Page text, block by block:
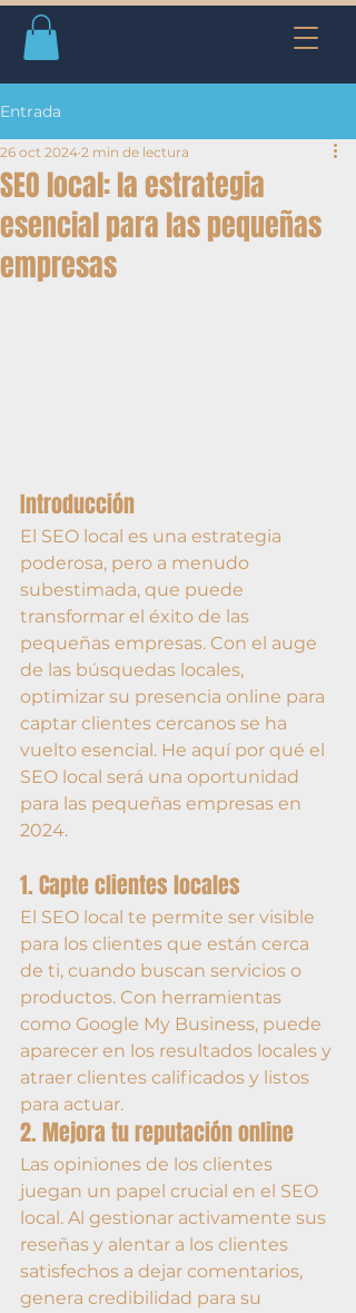
Entrada
SEO local: la estrategia
esencial para las pequeñas
empresas
26 oct 2024 2 min de lectura
Introducción
El SEO local es una estrategia
poderosa, pero a menudo
subestimada, que puede
transformar el éxito de las
pequeñas empresas. Con el auge
de las búsquedas locales,
optimizar su presencia online para
captar clientes cercanos se ha
vuelto esencial. He aquí por qué el
SEO local será una oportunidad
para las pequeñas empresas en
2024.
1. Capte clientes locales
El SEO local te permite ser visible
para los clientes que están cerca
de ti, cuando buscan servicios o
productos. Con herramientas
como Google My Business, puede
aparecer en los resultados locales y
atraer clientes calificados y listos
para actuar.
2. Mejora tu reputación online
Las opiniones de los clientes
juegan un papel crucial en el SEO
local. Al gestionar activamente sus
reseñas y alentar a los clientes
satisfechos a dejar comentarios,
genera credibilidad para su